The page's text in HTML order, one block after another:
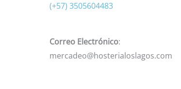
(+57) 3505604483
Correo Electrónico:
mercadeo@hosterialoslagos.com